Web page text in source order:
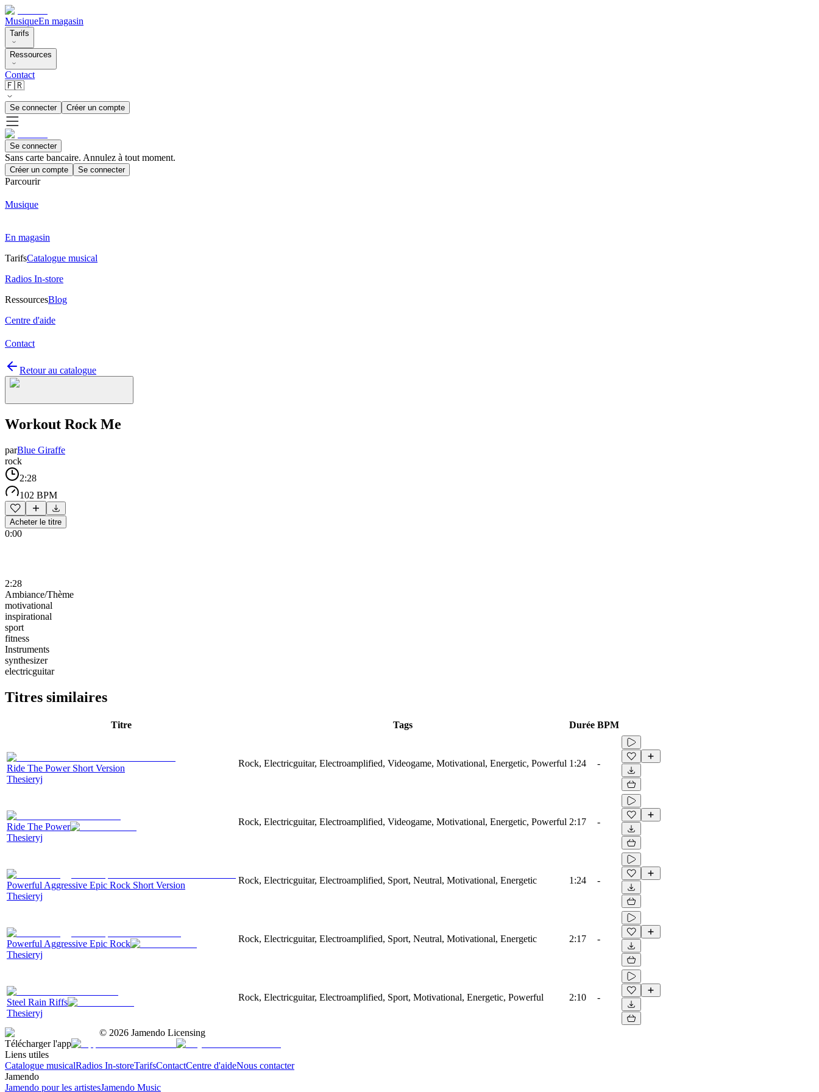
MusiqueEn magasin
Tarifs
Ressources
Contact
🇫🇷
Se connecter Créer un compte
Se connecter
Sans carte bancaire. Annulez à tout moment.
Créer un compte Se connecter
Parcourir
Musique
En magasin
TarifsCatalogue musical
Radios In-store
RessourcesBlog
Centre d'aide
Contact
Retour au catalogue
Workout Rock Me
parBlue Giraffe
rock
2:28
102 BPM
Acheter le titre
0:00
2:28
Ambiance/Thème
motivational
inspirational
sport
fitness
Instruments
synthesizer
electricguitar
Titres similaires
Titre Tags Durée BPM
Ride The Power Short Version
Thesieryj
Rock, Electricguitar, Electroamplified, Videogame, Motivational, Energetic, Powerful 1:24 -
Ride The Power
Thesieryj
Rock, Electricguitar, Electroamplified, Videogame, Motivational, Energetic, Powerful 2:17 -
Powerful Aggressive Epic Rock Short Version
Thesieryj
Rock, Electricguitar, Electroamplified, Sport, Neutral, Motivational, Energetic 1:24 -
Powerful Aggressive Epic Rock
Thesieryj
Rock, Electricguitar, Electroamplified, Sport, Neutral, Motivational, Energetic 2:17 -
Steel Rain Riffs
Thesieryj
Rock, Electricguitar, Electroamplified, Sport, Motivational, Energetic, Powerful 2:10 -
© 2026 Jamendo Licensing
Télécharger l'app
Liens utiles
Catalogue musicalRadios In-storeTarifsContactCentre d'aideNous contacter
Jamendo
Jamendo pour les artistesJamendo Music